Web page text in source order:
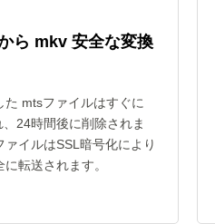
ら mkv 安全な変換
た mtsファイルはすぐに
24時間後に削除されま
ァイルはSSL暗号化により
転送されます。